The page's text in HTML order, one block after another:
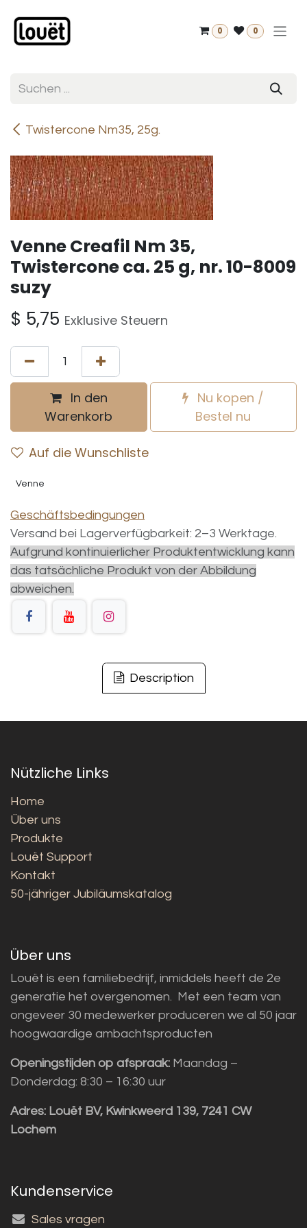
0 0
Twistercone Nm35, 25g.
Venne Creafil Nm 35,
Twistercone ca. 25 g, nr. 10-8009
suzy
$ 5,75 Exklusive Steuern
In den
Warenkorb
Nu kopen /
Bestel nu
Auf die Wunschliste
Venne
Geschäftsbedingungen
Versand bei Lagerverfügbarkeit: 2–3 Werktage.
Aufgrund kontinuierlicher Produktentwicklung kann
das tatsächliche Produkt von der Abbildung
abweichen.
Description
Nützliche Links
Home
Über uns
Produkte
Louët Support
Kontakt
50-jähriger Jubiläumskatalog
Über uns
Louët is een familiebedrijf, inmiddels heeft de 2e
generatie het overgenomen. Met een team van
ongeveer 30 medewerker produceren we al 50 jaar
hoogwaardige ambachtsproducten
Openingstijden op afspraak: Maandag –
Donderdag: 8:30 – 16:30 uur
Adres: Louët BV, Kwinkweerd 139, 7241 CW
Lochem
Kundenservice
Sales vragen